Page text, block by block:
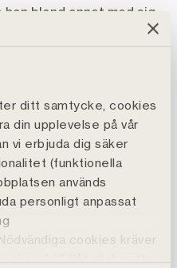
ditt samtycke, cookies
din upplevelse på vår
vi erbjuda dig säker
(funktionella
används
personligt anpassat
cookies kräver
bland annat med sig
– något som väckte
Stora Mu i
Hulda Wirsén, även
driver verksamheten
svärföräldrar. Över
kaffeost –
och de